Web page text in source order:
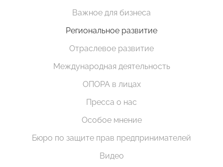
Важное для бизнеса
Региональное развитие
Отраслевое развитие
Международная деятельность
ОПОРА в лицах
Пресса о нас
Особое мнение
Бюро по защите прав предпринимателей
Видео